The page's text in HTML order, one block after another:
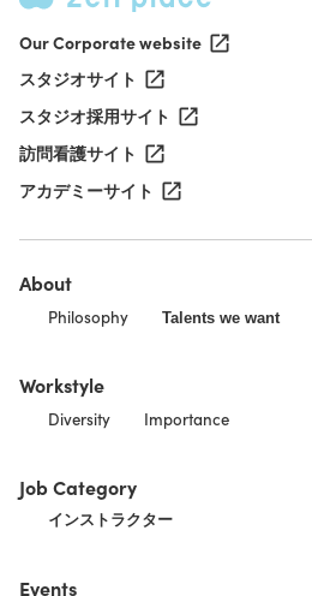
Our Corporate website
スタジオサイト
スタジオ採用サイト
訪問看護サイト
アカデミーサイト
About
Philosophy Talents we want
Workstyle
Diversity Importance
Job Category
インストラクター
Events